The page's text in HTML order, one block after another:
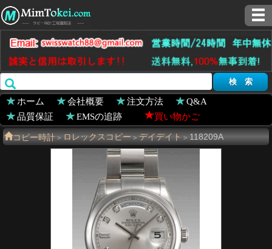
ホーム 会社概要 注文方法
Q&A
品質保証
EMSの追跡 買い物かご
コピー時計 > ロレックスコピー > デイデイト > 118209A